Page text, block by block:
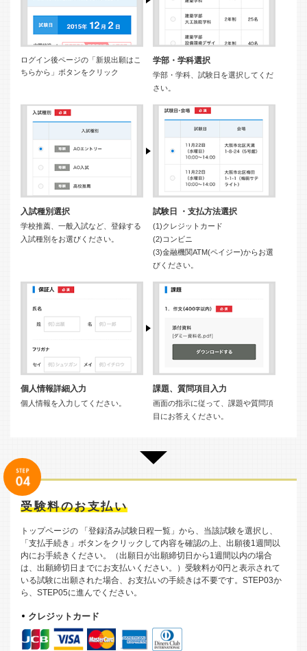
ログイン後ページの「新規出願はこ
ちらから」ボタンをクリック
学部・学科選択
学部・学科、試験日を選択してくだ
さい。
入試種別選択
学校推薦、一般入試など、登録する
入試種別をお選びください。
試験日 ・支払方法選択
(1)クレジットカード
(2)コンビニ
(3)金融機関ATM(ペイジー)からお選
びください。
個人情報詳細入力
個人情報を入力してください。
課題、質問項目入力
画面の指示に従って、課題や質問項
目にお答えください。
受験料のお支払い
トップページの 「登録済み試験日程一覧」から、当該試験を選択し、
「支払手続き」ボタンをクリックして内容を確認の上、出願後1週間以
内にお手続きください。（出願日が出願締切日から1週間以内の場合
は、出願締切日までにお支払いください。）受験料が0円と表示されて
いる試験に出願された場合、お支払いの手続きは不要です。STEP03か
ら、STEP05に進んでください。
クレジットカード